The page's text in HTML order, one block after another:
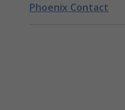
Phoenix Contact